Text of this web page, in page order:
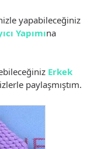
yapabileceğiniz
Yapımına
Erkek
paylaşmıştım.